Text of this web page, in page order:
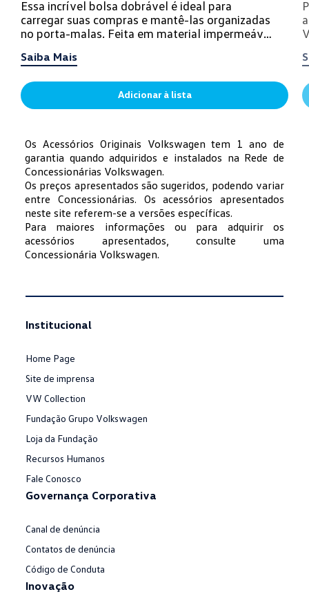
Essa incrível bolsa dobrável é ideal para
carregar suas compras e mantê-las organizadas
no porta-malas. Feita em material impermeável
Saiba Mais
Adicionar à lista
Os Acessórios Originais Volkswagen tem 1 ano de
garantia quando adquiridos e instalados na Rede de
Concessionárias Volkswagen.
Os preços apresentados são sugeridos, podendo variar
entre Concessionárias. Os acessórios apresentados
neste site referem-se a versões específicas.
Para maiores informações ou para adquirir os
acessórios apresentados, consulte uma
Concessionária Volkswagen.
Institucional
Home Page
Site de imprensa
VW Collection
Fundação Grupo Volkswagen
Loja da Fundação
Recursos Humanos
Fale Conosco
Governança Corporativa
Canal de denúncia
Contatos de denúncia
Código de Conduta
Inovação